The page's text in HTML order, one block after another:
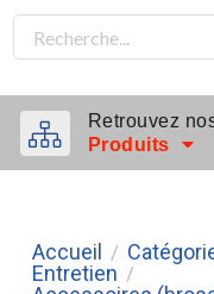
Retrouvez
Produits
Accueil /
Entretien /